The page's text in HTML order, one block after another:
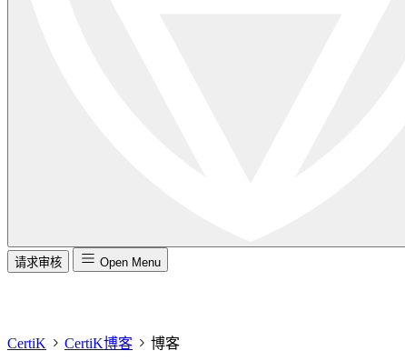
请求审核 Open Menu
CertiK CertiK博客 博客